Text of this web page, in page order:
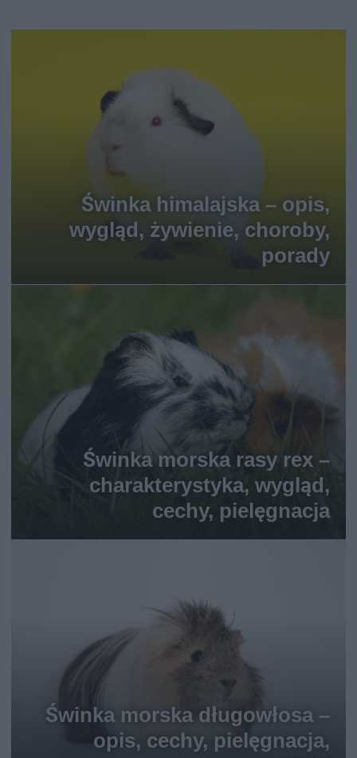
Świnka himalajska – opis,
wygląd, żywienie, choroby,
porady
Świnka morska rasy rex –
charakterystyka, wygląd,
cechy, pielęgnacja
Świnka morska długowłosa –
opis, cechy, pielęgnacja,